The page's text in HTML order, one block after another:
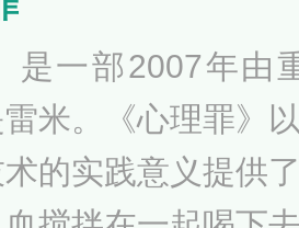
造种种假象迷惑
牲生命，设法将
部与密码有关的小
奇特的叙事方式
是一部2007年由
米。《心理罪》
的实践意义提供